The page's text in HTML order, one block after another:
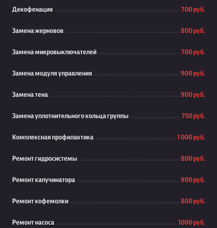
Декофенация 700 руб.
Замена жерновов 800 руб.
Замена микровыключателей 700 руб.
Замена модуля управления 900 руб.
Замена тена 900 руб.
Замена уплотнительного кольца группы 750 руб.
Комплексная профилактика 1 000 руб.
Ремонт гидросистемы 800 руб.
Ремонт капучинатора 900 руб.
Ремонт кофемолки 800 руб.
Ремонт насоса 1000 руб.